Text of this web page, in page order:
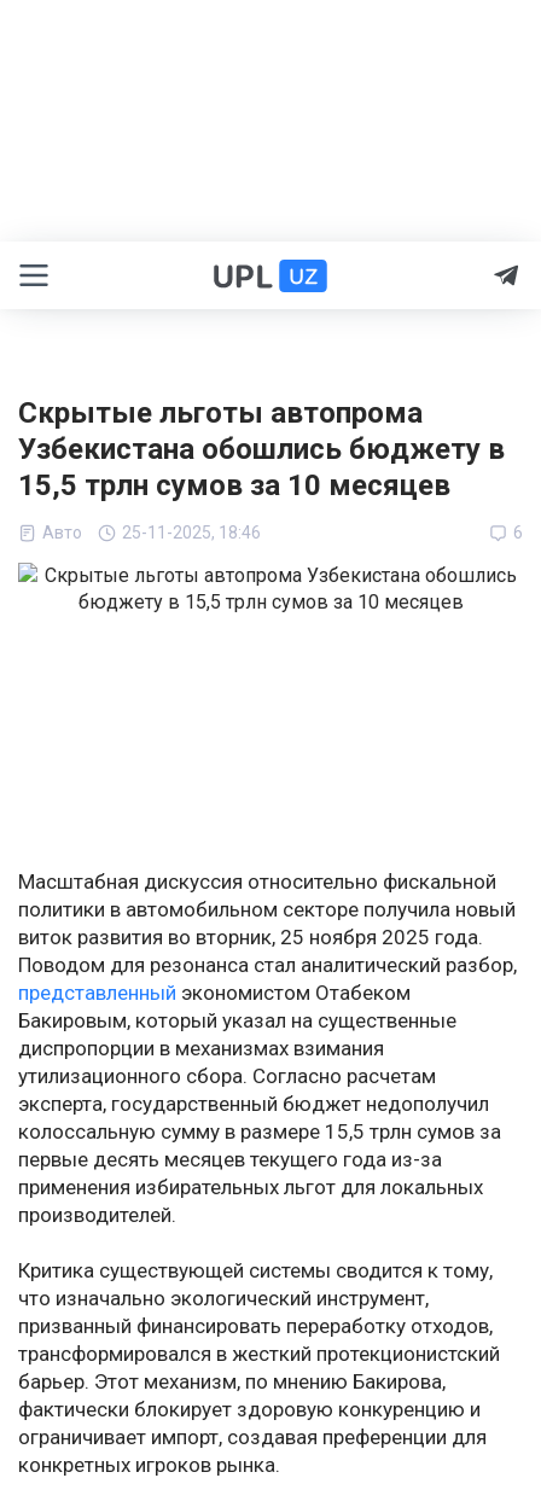
Скрытые льготы автопрома
Узбекистана обошлись бюджету в
15,5 трлн сумов за 10 месяцев
Авто 25-11-2025, 18:46 6
Масштабная дискуссия относительно фискальной
политики в автомобильном секторе получила новый
виток развития во вторник, 25 ноября 2025 года.
Поводом для резонанса стал аналитический разбор,
представленный экономистом Отабеком
Бакировым, который указал на существенные
диспропорции в механизмах взимания
утилизационного сбора. Согласно расчетам
эксперта, государственный бюджет недополучил
колоссальную сумму в размере 15,5 трлн сумов за
первые десять месяцев текущего года из-за
применения избирательных льгот для локальных
производителей.
Критика существующей системы сводится к тому,
что изначально экологический инструмент,
призванный финансировать переработку отходов,
трансформировался в жесткий протекционистский
барьер. Этот механизм, по мнению Бакирова,
фактически блокирует здоровую конкуренцию и
ограничивает импорт, создавая преференции для
конкретных игроков рынка.